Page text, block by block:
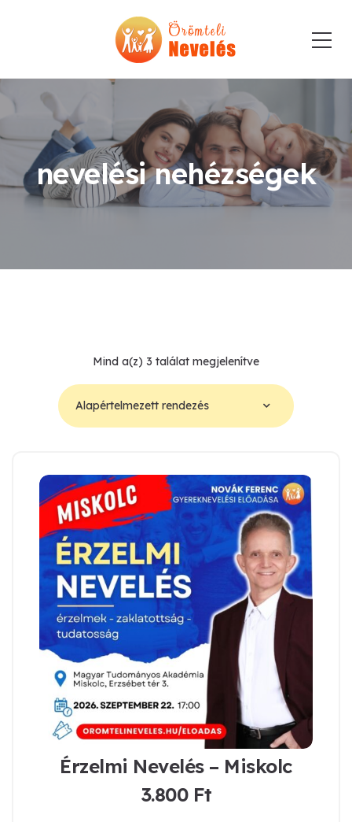
nevelési nehézségek
Mind a(z) 3 találat megjelenítve
Érzelmi Nevelés – Miskolc
3.800 Ft